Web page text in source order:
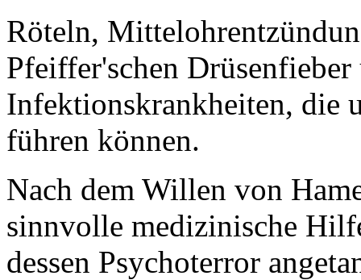
Röteln,
Pfeiffer'schen
Infektionskrankheiten, die
führen können.
Nach dem Willen von
sinnvolle medizinische
dessen Psychoterror